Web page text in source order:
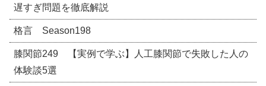
遅すぎ問題を徹底解説
格言 Season198
膝関節249 【実例で学ぶ】人工膝関節で失敗した人の
体験談5選